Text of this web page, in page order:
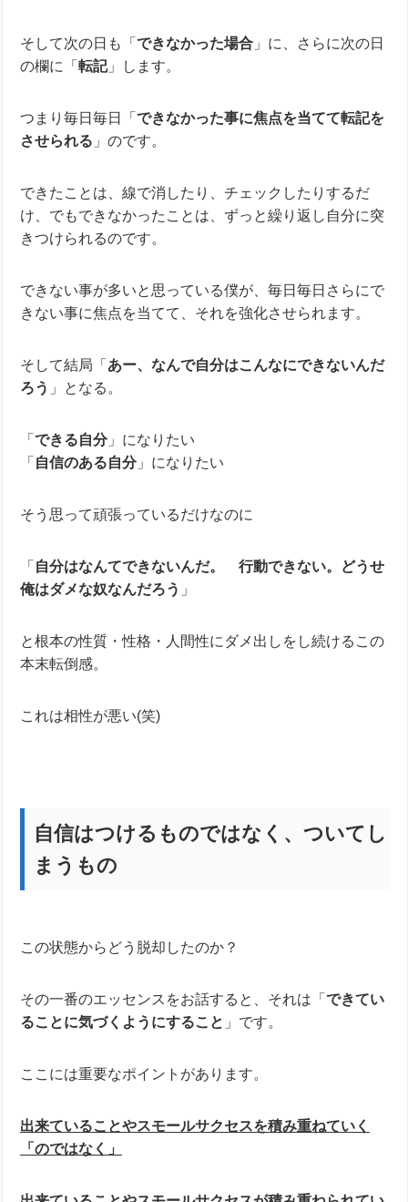
そして次の日も「 できなかった場合」に、さらに次の日
の欄に「 転記」します。
つまり毎日毎日「 できなかった事に焦点を当てて転記を
させられる 」のです。
できたことは、線で消したり、チェックしたりするだ
け、でもできなかったことは、ずっと繰り返し自分に突
きつけられるのです。
できない事が多いと思っている僕が、毎日毎日さらにで
きない事に焦点を当てて、それを強化させられます。
そして結局「 あー、なんで自分はこんなにできないんだ
ろう 」となる。
「 できる自分」になりたい
「 自信のある自分」になりたい
そう思って頑張っているだけなのに
「 自分はなんてできないんだ。 行動できない。どうせ
俺はダメな奴なんだろう 」
と根本の性質・性格・人間性にダメ出しをし続けるこの
本末転倒感。
これは相性が悪い(笑)
自信はつけるものではなく、ついてし
まうもの
この状態からどう脱却したのか？
その一番のエッセンスをお話すると、それは「 できてい
ることに気づくようにすること 」です。
ここには重要なポイントがあります。
出来ていることやスモールサクセスを積み重ねていく
「のではなく」